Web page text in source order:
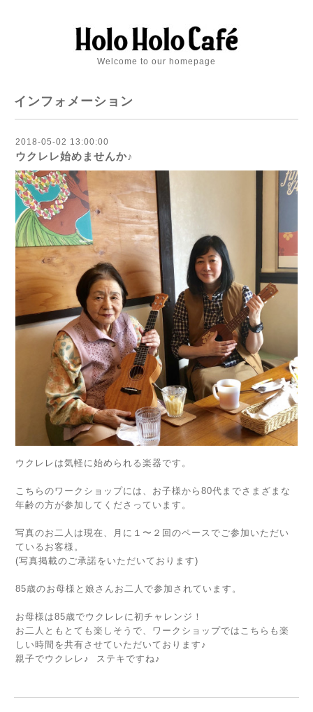
Welcome to our homepage
インフォメーション
2018-05-02 13:00:00
ウクレレ始めませんか♪
ウクレレは気軽に始められる楽器です。
こちらのワークショップには、お子様から80代までさまざまな
年齢の方が参加してくださっています。
写真のお二人は現在、月に１〜２回のペースでご参加いただい
ているお客様。
(写真掲載のご承諾をいただいております)
85歳のお母様と娘さんお二人で参加されています。
お母様は85歳でウクレレに初チャレンジ！
お二人ともとても楽しそうで、ワークショップではこちらも楽
しい時間を共有させていただいております♪
親子でウクレレ♪ ステキですね♪